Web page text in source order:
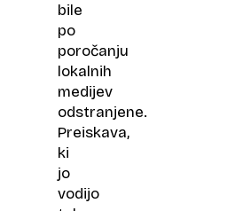
bile
po
poročanju
lokalnih
medijev
odstranjene.
Preiskava,
ki
jo
vodijo